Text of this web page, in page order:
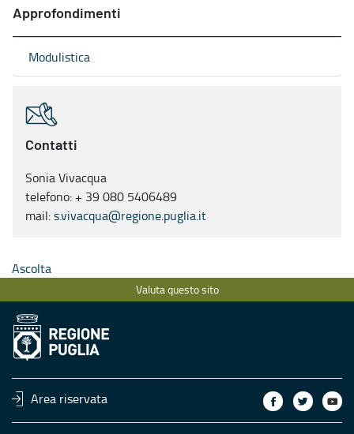
Approfondimenti
Modulistica
Contatti
Sonia Vivacqua
telefono: + 39 080 5406489
mail:s.vivacqua@regione.puglia.it
Ascolta
Valuta questo sito
Area riservata